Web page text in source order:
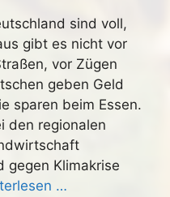
sind voll,
gibt es nicht vor
vor Zügen
geben Geld
sparen beim Essen.
den regionalen
gegen Klimakrise
…